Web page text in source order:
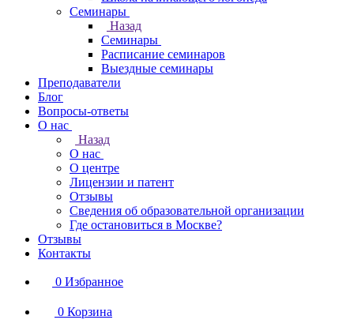
Семинары
Назад
Семинары
Расписание семинаров
Выездные семинары
Преподаватели
Блог
Вопросы-ответы
О нас
Назад
О нас
О центре
Лицензии и патент
Отзывы
Сведения об образовательной организации
Где остановиться в Москве?
Отзывы
Контакты
0 Избранное
0 Корзина